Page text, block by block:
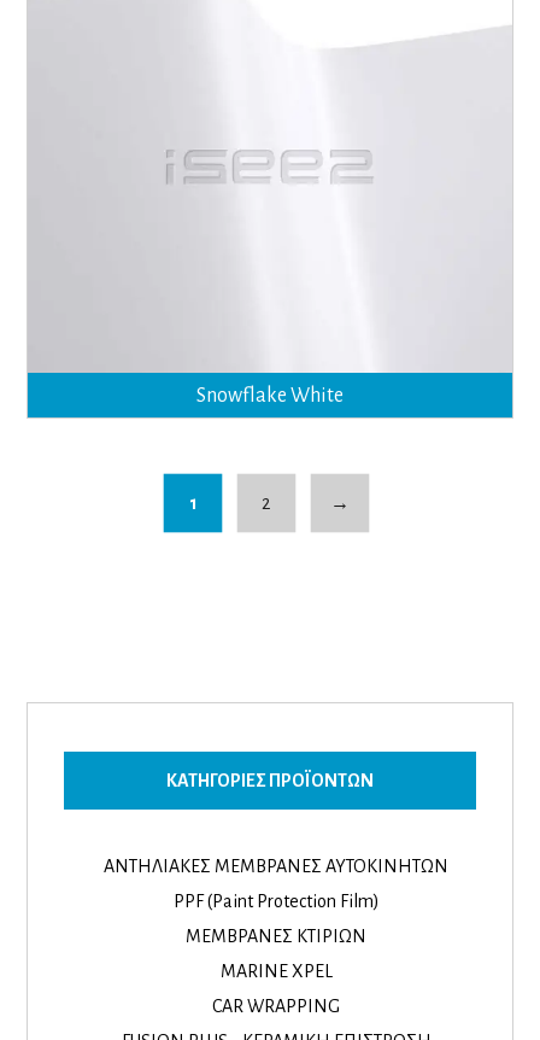
Snowflake White
1 2 →
ΚΑΤΗΓΟΡΊΕΣ ΠΡΟΪΌΝΤΩΝ
ΑΝΤΗΛΙΑΚΕΣ ΜΕΜΒΡΑΝΕΣ ΑΥΤΟΚΙΝΗΤΩΝ
PPF (Paint Protection Film)
ΜΕΜΒΡΑΝΕΣ ΚΤΙΡΙΩΝ
MARINE XPEL
CAR WRAPPING